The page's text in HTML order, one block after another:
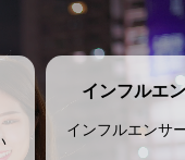
インフルエ
インフルエンサ